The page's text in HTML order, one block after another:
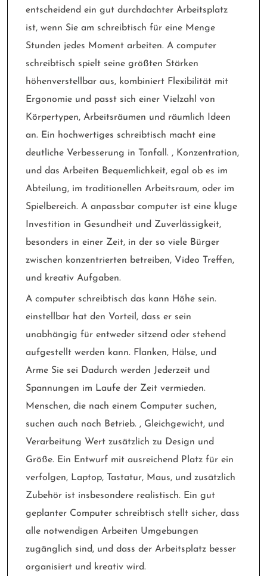
entscheidend ein gut durchdachter Arbeitsplatz
ist, wenn Sie am schreibtisch für eine Menge
Stunden jedes Moment arbeiten. A computer
schreibtisch spielt seine größten Stärken
höhenverstellbar aus, kombiniert Flexibilität mit
Ergonomie und passt sich einer Vielzahl von
Körpertypen, Arbeitsräumen und räumlich Ideen
an. Ein hochwertiges schreibtisch macht eine
deutliche Verbesserung in Tonfall. , Konzentration,
und das Arbeiten Bequemlichkeit, egal ob es im
Abteilung, im traditionellen Arbeitsraum, oder im
Spielbereich. A anpassbar computer ist eine kluge
Investition in Gesundheit und Zuverlässigkeit,
besonders in einer Zeit, in der so viele Bürger
zwischen konzentrierten betreiben, Video Treffen,
und kreativ Aufgaben.
A computer schreibtisch das kann Höhe sein.
einstellbar hat den Vorteil, dass er sein
unabhängig für entweder sitzend oder stehend
aufgestellt werden kann. Flanken, Hälse, und
Arme Sie sei Dadurch werden Jederzeit und
Spannungen im Laufe der Zeit vermieden.
Menschen, die nach einem Computer suchen,
suchen auch nach Betrieb. , Gleichgewicht, und
Verarbeitung Wert zusätzlich zu Design und
Größe. Ein Entwurf mit ausreichend Platz für ein
verfolgen, Laptop, Tastatur, Maus, und zusätzlich
Zubehör ist insbesondere realistisch. Ein gut
geplanter Computer schreibtisch stellt sicher, dass
alle notwendigen Arbeiten Umgebungen
zugänglich sind, und dass der Arbeitsplatz besser
organisiert und kreativ wird.